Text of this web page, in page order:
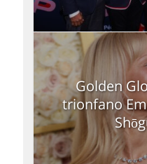
Golden
trionfano